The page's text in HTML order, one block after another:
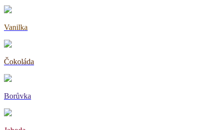
Vanilka
Čokoláda
Borůvka